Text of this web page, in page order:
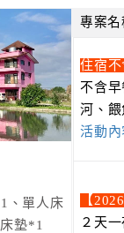
、單人床
墊*1
專案名
住宿
不含
河、
活動內
【
２天